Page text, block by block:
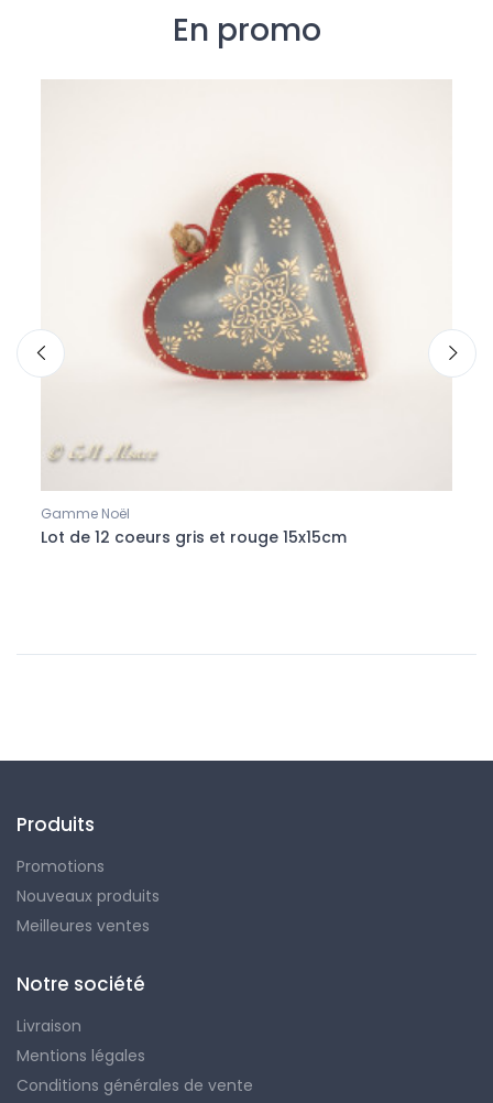
En promo
Gamme Noël
Lot de 12 coeurs gris et rouge 15x15cm
Produits
Promotions
Nouveaux produits
Meilleures ventes
Notre société
Livraison
Mentions légales
Conditions générales de vente